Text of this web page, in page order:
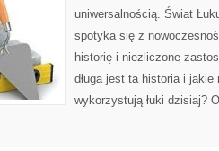
uniwersalnością. Świat
spotyka się z
historię i niezliczone
długa jest ta historia i jakie
wykorzystują łuki dzisiaj?